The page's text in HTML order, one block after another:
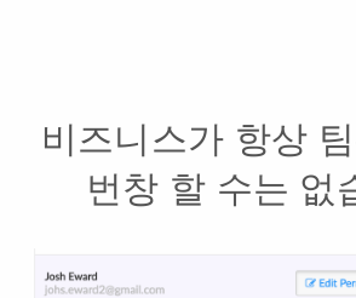
비즈니스가 항상
번창 할 수는 없